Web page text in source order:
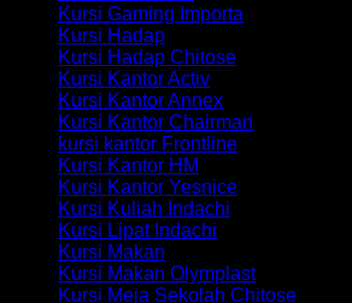
Kursi Gaming Importa
Kursi Hadap
Kursi Hadap Chitose
Kursi Kantor Activ
Kursi Kantor Annex
Kursi Kantor Chairman
kursi kantor Frontline
Kursi Kantor HM
Kursi Kantor Yesnice
Kursi Kuliah Indachi
Kursi Lipat Indachi
Kursi Makan
Kursi Makan Olymplast
Kursi Meja Sekolah Chitose